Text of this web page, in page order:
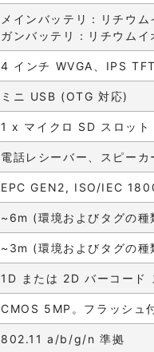
メインバッテリ：リチウ
ガンバッテリ：リチウム
4 インチ WVGA、IPS
ミニ USB (OTG 対応)
1 x マイクロ SD スロッ
電話レシーバー、スピー
EPC GEN2, ISO/IEC
~6m (環境およびタグの種
~3m (環境およびタグの種
1D または 2D バーコード
CMOS 5MP。フラッシュ
802.11 a/b/g/n 準拠